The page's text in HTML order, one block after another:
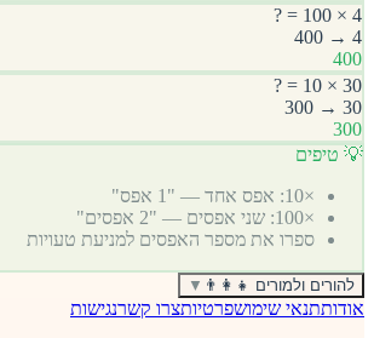
4 × 100 = ?
4 → 400
400
30 × 10 = ?
30 → 300
300
💡 טיפים
×10: אפס אחד — "1 אפס"
×100: שני אפסים — "2 אפסים"
ספרו את מספר האפסים למניעת טעויות
להורים ולמורים 👨‍👩‍👧 ▼
אודותתנאי שימושפרטיותצרו קשרנגישות